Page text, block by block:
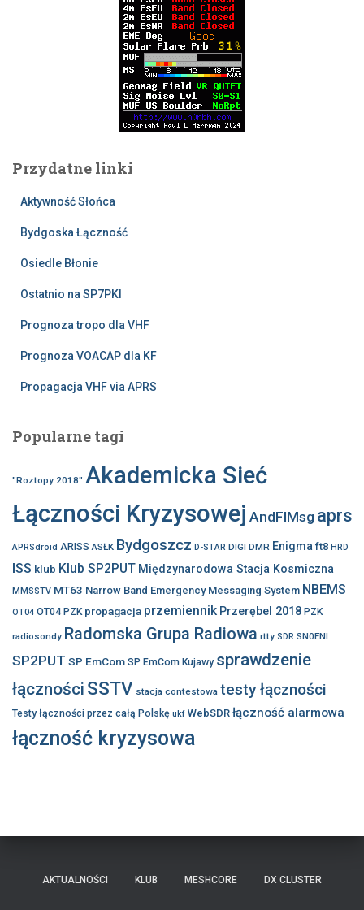
Przydatne linki
Aktywność Słońca
Bydgoska Łączność
Osiedle Błonie
Ostatnio na SP7PKI
Prognoza tropo dla VHF
Prognoza VOACAP dla KF
Propagacja VHF via APRS
Popularne tagi
"Roztopy 2018" Akademicka Sieć
Łączności Kryzysowej AndFlMsg aprs
APRSdroid ARISS ASŁK Bydgoszcz D-STAR DIGI DMR Enigma ft8 HRD
ISS klub Klub SP2PUT Międzynarodowa Stacja Kosmiczna
MMSSTV MT63 Narrow Band Emergency Messaging System NBEMS
OT04 OT04 PZK propagacja przemiennik Przerębel 2018 PZK
radiosondy Radomska Grupa Radiowa rtty SDR SN0ENI
SP2PUT SP EmCom SP EmCom Kujawy sprawdzenie
łączności SSTV stacja contestowa testy łączności
Testy łączności przez całą Polskę ukf WebSDR łączność alarmowa
łączność kryzysowa
AKTUALNOŚCI KLUB MESHCORE DX CLUSTER